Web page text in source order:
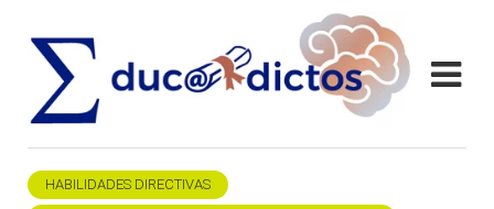
HABILIDADES DIRECTIVAS